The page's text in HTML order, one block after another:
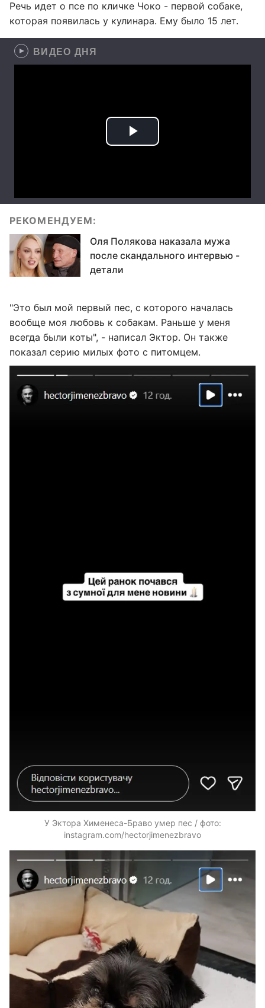
Речь идет о псе по кличке Чоко - первой собаке,
которая появилась у кулинара. Ему было 15 лет.
ВИДЕО ДНЯ
РЕКОМЕНДУЕМ:
Оля Полякова наказала мужа
после скандального интервью -
детали
"Это был мой первый пес, с которого началась
вообще моя любовь к собакам. Раньше у меня
всегда были коты", - написал Эктор. Он также
показал серию милых фото с питомцем.
У Эктора Хименеса-Браво умер пес / фото:
instagram.com/hectorjimenezbravo